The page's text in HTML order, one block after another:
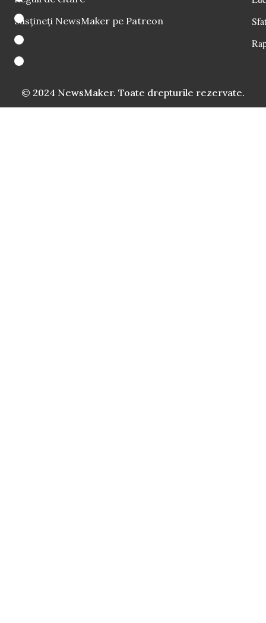
Susțineți NewsMaker pe Patreon
© 2024 NewsMaker. Toate drepturile rezervate.